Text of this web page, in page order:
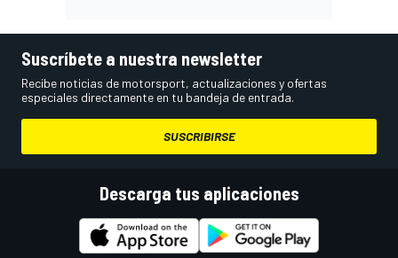
Suscríbete a nuestra newsletter
Recibe noticias de motorsport, actualizaciones y ofertas
especiales directamente en tu bandeja de entrada.
SUSCRIBIRSE
Descarga tus aplicaciones